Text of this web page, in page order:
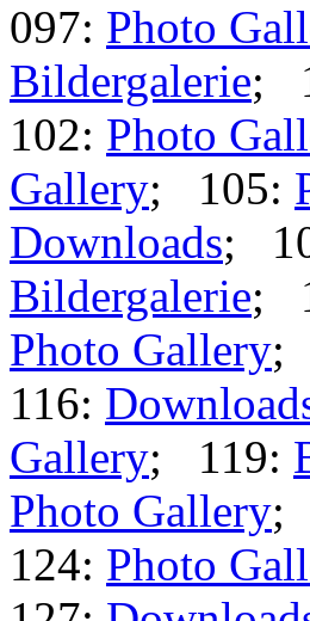
097: Photo
Bildergalerie;
102: Photo
Gallery; 105:
Downloads;
Bildergalerie;
Photo Gallery;
116:
Gallery; 119:
Photo Gallery;
124: Photo